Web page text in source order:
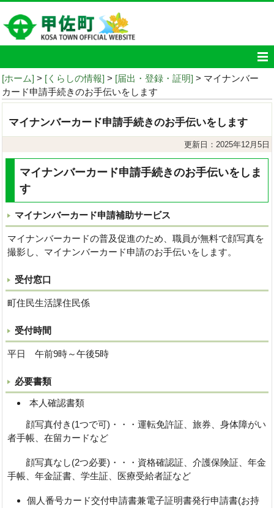
[ホーム] > [くらしの情報] > [届出・登録・証明] > マイナンバー
カード申請手続きのお手伝いをします
マイナンバーカード申請手続きのお手伝いをします
更新日：2025年12月5日
マイナンバーカード申請手続きのお手伝いをしま
す
マイナンバーカード申請補助サービス
マイナンバーカードの普及促進のため、職員が無料で顔写真を
撮影し、マイナンバーカード申請のお手伝いをします。
受付窓口
町住民生活課住民係
受付時間
平日 午前9時～午後5時
必要書類
本人確認書類
顔写真付き(1つで可)・・・運転免許証、旅券、身体障がい
者手帳、在留カードなど
顔写真なし(2つ必要)・・・資格確認証、介護保険証、年金
手帳、年金証書、学生証、医療受給者証など
個人番号カード交付申請書兼電子証明書発行申請書(お持